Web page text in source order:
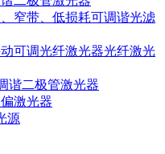
窄带、低损耗可调谐光滤
可调光纤激光器光纤激光
谐二极管激光器
激光器
源